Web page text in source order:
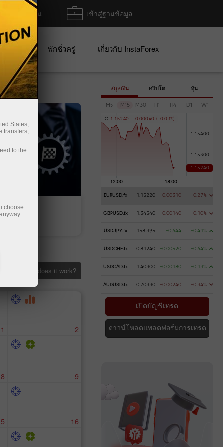
ฝาก/ถอน เข้าสู่ฐานข้อมูล
พักชั่วครู่ เกี่ยวกับ InstaForex
การฝาก
How does it work?
1 2
8 9
16
สกุลเงิน คริปโต หุ้น
M5 M15 M30 H1 H4 D1 W1
C 1 . 1 52 40 -0 .000 40 ( -0 .0 3%
EURUSD.fx 1.15220 -0.00310 -0.27%
GBPUSD.fx 1.34540 -0.00140 -0.10%
USDJPY.fx 158.395 +0.644 +0.41%
USDCHF.fx 0.81240 +0.00520 +0.64%
USDCAD.fx 1.40300 +0.00180 +0.13%
AUDUSD.fx 0.70330 -0.00240 -0.34%
เปิดบัญชีเทรด
ดาวน์โหลดแพลตฟอร์มการเทรด
States,
transfers,
to the
choose